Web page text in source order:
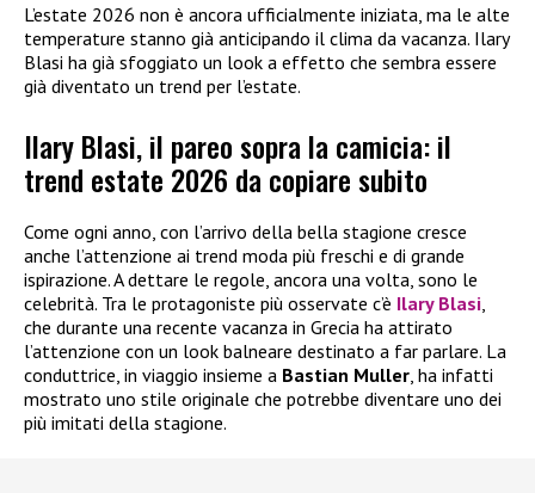
L’estate 2026 non è ancora ufficialmente iniziata, ma le alte
temperature stanno già anticipando il clima da vacanza. Ilary
Blasi ha già sfoggiato un look a effetto che sembra essere
già diventato un trend per l’estate.
Ilary Blasi, il pareo sopra la camicia: il
trend estate 2026 da copiare subito
Come ogni anno, con l’arrivo della bella stagione cresce
anche l’attenzione ai trend moda più freschi e di grande
ispirazione. A dettare le regole, ancora una volta, sono le
celebrità. Tra le protagoniste più osservate c’è Ilary Blasi,
che durante una recente vacanza in Grecia ha attirato
l’attenzione con un look balneare destinato a far parlare. La
conduttrice, in viaggio insieme a Bastian Muller, ha infatti
mostrato uno stile originale che potrebbe diventare uno dei
più imitati della stagione.